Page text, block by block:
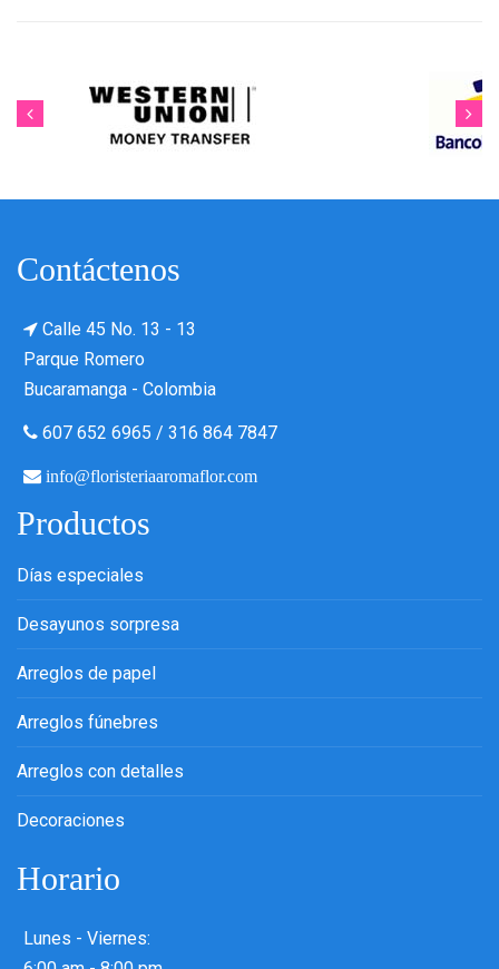
Contáctenos
Calle 45 No. 13 - 13
Parque Romero
Bucaramanga - Colombia
607 652 6965 / 316 864 7847
info@floristeriaaromaflor.com
Productos
Días especiales
Desayunos sorpresa
Arreglos de papel
Arreglos fúnebres
Arreglos con detalles
Decoraciones
Horario
Lunes - Viernes: